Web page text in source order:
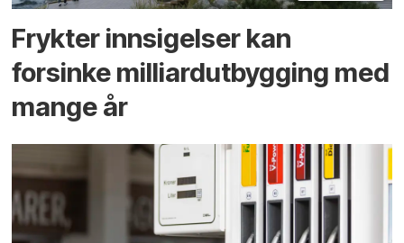
Frykter innsigelser kan
forsinke milliard­utbygging med
mange år